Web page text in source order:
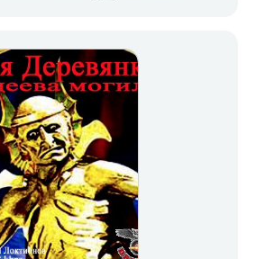
природе хорошо, и деньги…
будет шакалить у пивнушки.
– Лад-д-но, –
языком сказал он. – Я
де подписывать? Содержит